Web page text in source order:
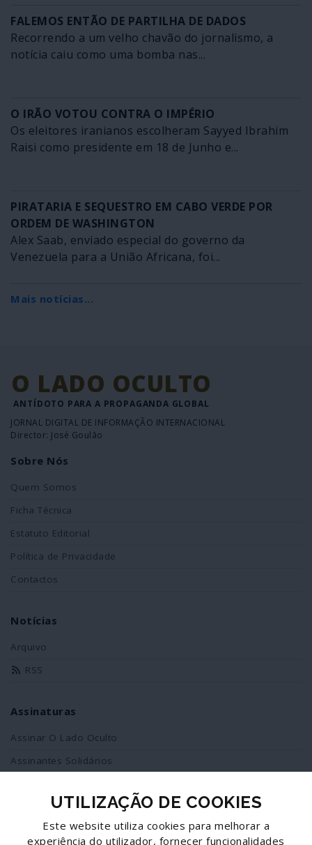
FALEMOS ENTÃO DE PARTILHA DE DADOS
Recorrendo a um velho chavão do jornalismo, a
notícia caiu como uma bomba nas...
O IRÃO VOTOU CONTRA O IMPÉRIO
Os eleitores iranianos escolheram Sayyed Ibrahim
Raisi como presidente em 18 de Junho e...
PIRATARIA E SEQUESTRO EM CABO VERDE POR
ORDEM DE WASHINGTON
Alex Saab, enviado especial do governo da
Venezuela para a União Africana, foi...
Mais notícias...
O LADO OCULTO
ANTÍDOTO PARA A PROPAGANDA GLOBAL
JORNAL DIGITAL DE INFORMAÇÃO INTERNACIONAL
Director: José Goulão
Sobre Nós
Quem Somos
Ficha Técnica
Estatuto Editorial
Política de Privacidade
Contactos
Notícias
Arquivo
RSS
Assinaturas
Assinar O Lado Oculto
Assinantes Solidários
Redes Sociais
Siga-nos no facebook
UTILIZAÇÃO DE COOKIES
Este website utiliza cookies para melhorar a
experiência do utilizador, fornecer funcionalidades